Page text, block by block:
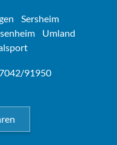
Sersheim
Umland
91950